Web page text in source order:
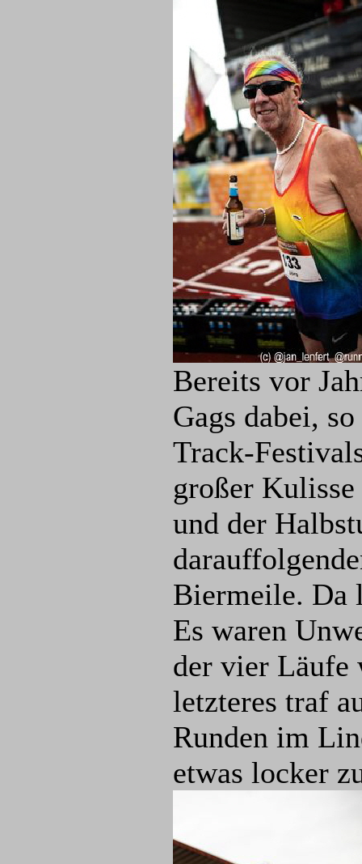
Bereits vor
Gags dabei,
Track-
großer
und der
Biermeile. Da
Es waren
der vier Läufe
letzteres traf
Runden im
etwas locker